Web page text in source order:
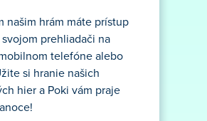
našim hrám máte prístup
prehliadači na
telefóne alebo
si hranie našich
hier a Poki vám praje